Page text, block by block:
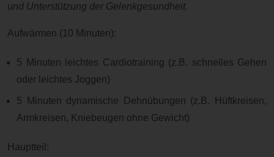
und Unterstützung der Gelenkgesundheit.
Aufwärmen (10 Minuten):
5 Minuten leichtes Cardiotraining (z.B. schnelles Gehen
oder leichtes Joggen)
5 Minuten dynamische Dehnübungen (z.B. Hüftkreisen,
Armkreisen, Kniebeugen ohne Gewicht)
Hauptteil: